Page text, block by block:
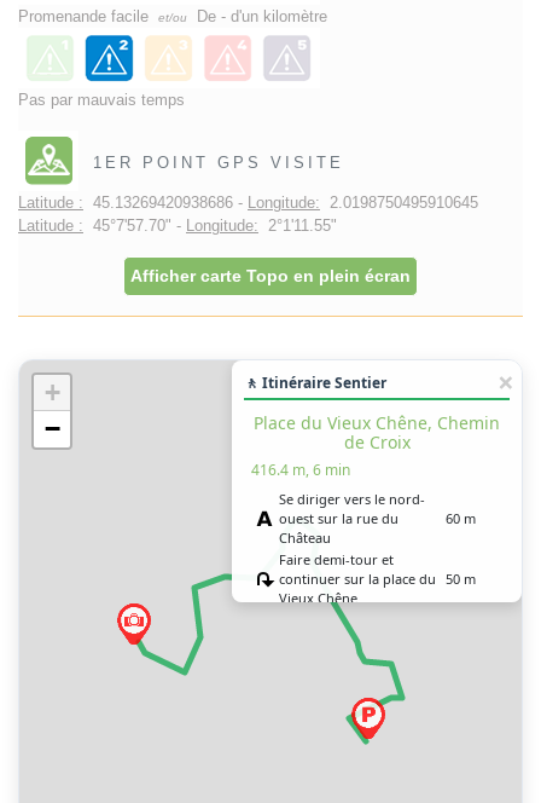
Promenande facile et/ou De - d'un kilomètre
Pas par mauvais temps
1ER POINT GPS VISITE
Latitude : 45.13269420938686 - Longitude: 2.0198750495910645
Latitude : 45°7'57.70" - Longitude: 2°1'11.55"
Afficher carte Topo en plein écran
+
−
🚶 Itinéraire Sentier
Place du Vieux Chêne, Chemin
de Croix
416.4 m, 6 min
Se diriger vers le nord-
ouest sur la rue du
Château
60 m
Faire demi-tour et
continuer sur la place du
Vieux Chêne
50 m
Continuer légèrement à
droite sur le chemin de
Vous êtes arrivé à votre